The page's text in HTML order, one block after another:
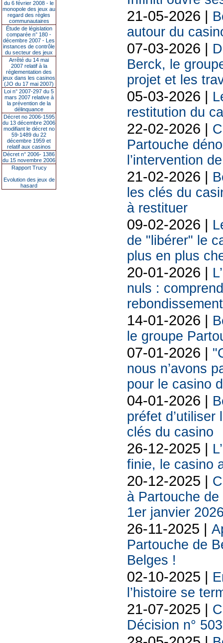
du 6 février 2008 - le
monopole des jeux au
regard des règles
communautaires
Étude de législation
comparée n° 180 -
décembre 2007 - Les
instances de contrôle
du secteur des jeux
Arrêté du 14 mai
2007 relatif à la
réglementation des
jeux dans les casinos
(JO du 17 mai 2007)
Loi n° 2007-297 du 5
mars 2007 relative à
la prévention de la
délinquance
Décret no 2006-1595
du 13 décembre 2006
modifiant le décret no
59-1489 du 22
décembre 1959 et
relatif aux casinos
Décret n° 2006- 1386
du 15 novembre 2006
Rapport Trucy
Evolution des jeux de
hasard
21-05-2026 |
autour du
07-03-2026 |
Berck, le
projet et les
05-03-2026 |
restitution du
22-02-2026 |
Partouche
l’intervention
21-02-2026 |
les clés du
à restituer
09-02-2026 |
de "libérer" le
plus en plus
20-01-2026 |
nuls :
14-01-2026 |
le groupe
07-01-2026 |
nous n’avons
pour le casino
04-01-2026 |
préfet
clés du casino
26-12-2025 |
finie, le casino
20-12-2025 |
à Partouche
1er janvier
26-11-2025 |
Partouche de
Belges !
02-10-2025 |
l’histoire se
21-07-2025 |
Décision n°